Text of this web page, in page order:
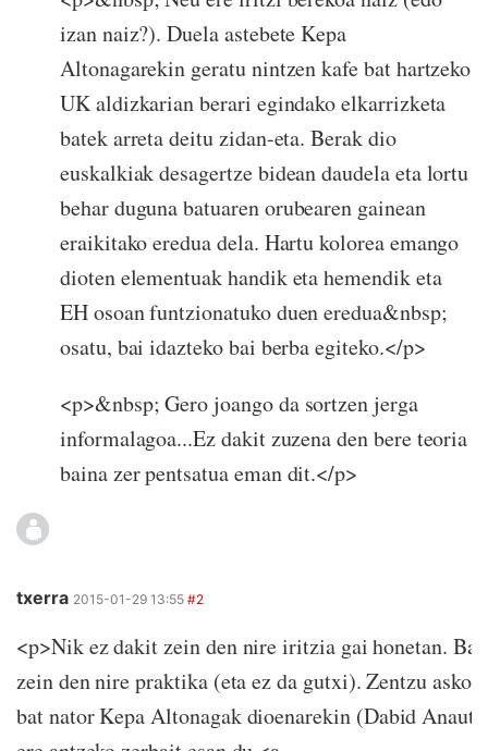
izan naiz?). Duela astebete Kepa
Altonagarekin geratu nintzen kafe bat hartzeko
UK aldizkarian berari egindako elkarrizketa
batek arreta deitu zidan-eta. Berak dio
euskalkiak desagertze bidean daudela eta lortu
behar duguna batuaren orubearen gainean
eraikitako eredua dela. Hartu kolorea emango
dioten elementuak handik eta hemendik eta
EH osoan funtzionatuko duen eredua&nbsp;
osatu, bai idazteko bai berba egiteko.</p>
<p>&nbsp; Gero joango da sortzen jerga
informalagoa...Ez dakit zuzena den bere teoria
baina zer pentsatua eman dit.</p>
txerra 2015-01-29 13:55 #2
<p>Nik ez dakit zein den nire iritzia gai honetan.
zein den nire praktika (eta ez da gutxi). Zentzu
bat nator Kepa Altonagak dioenarekin (Dabid